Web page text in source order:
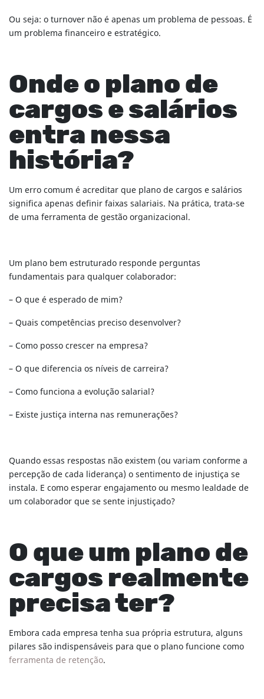
Ou seja: o turnover não é apenas um problema de pessoas. É
um problema financeiro e estratégico.
Onde o plano de
cargos e salários
entra nessa
história?
Um erro comum é acreditar que plano de cargos e salários
significa apenas definir faixas salariais. Na prática, trata-se
de uma ferramenta de gestão organizacional.
Um plano bem estruturado responde perguntas
fundamentais para qualquer colaborador:
– O que é esperado de mim?
– Quais competências preciso desenvolver?
– Como posso crescer na empresa?
– O que diferencia os níveis de carreira?
– Como funciona a evolução salarial?
– Existe justiça interna nas remunerações?
Quando essas respostas não existem (ou variam conforme a
percepção de cada liderança) o sentimento de injustiça se
instala. E como esperar engajamento ou mesmo lealdade de
um colaborador que se sente injustiçado?
O que um plano de
cargos realmente
precisa ter?
Embora cada empresa tenha sua própria estrutura, alguns
pilares são indispensáveis para que o plano funcione como
ferramenta de retenção.